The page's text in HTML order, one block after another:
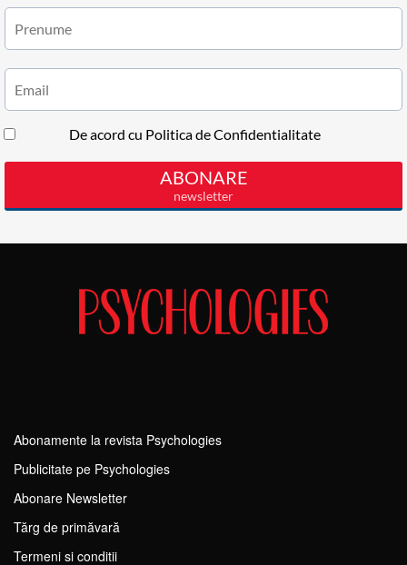
Abonamente la revista Psychologies
Publicitate pe Psychologies
Abonare Newsletter
Tărg de primăvară
Termeni si conditii